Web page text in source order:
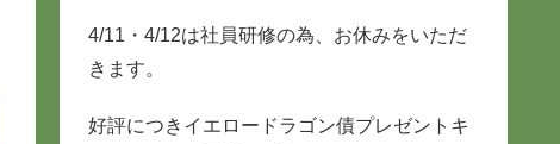
4/11・4/12は社員研修の為、お休みをいただ
きます。
好評につきイエロードラゴン債プレゼントキ